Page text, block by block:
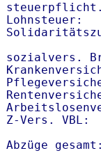
sozialvers.
Z-Vers.
Abzüge